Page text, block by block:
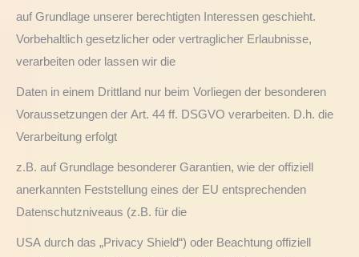
auf Grundlage unserer berechtigten Interessen geschieht.
Vorbehaltlich gesetzlicher oder vertraglicher Erlaubnisse,
verarbeiten oder lassen wir die
Daten in einem Drittland nur beim Vorliegen der besonderen
Voraussetzungen der Art. 44 ff. DSGVO verarbeiten. D.h. die
Verarbeitung erfolgt
z.B. auf Grundlage besonderer Garantien, wie der offiziell
anerkannten Feststellung eines der EU entsprechenden
Datenschutzniveaus (z.B. für die
USA durch das „Privacy Shield“) oder Beachtung offiziell